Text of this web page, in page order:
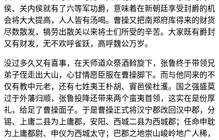
侯、关内侯就有了六等军功爵，意味着在新朝廷享受封爵的机
会将大大提高，人人皆有汤喝。曹操又把南郑府库得来的财货
尽数散发，犒劳出散关以来将士们所受的辛苦。大家既有爵封
又有财发，无不欢呼雀跃，高呼魏公万岁。
没过多久又有喜事，在天师道众祭酒斡旋下，张鲁终于带领兄
弟子侄走出大山，心甘情愿臣服在曹操脚下。而与他同来的不
仅有教中元老，还有七姓夷王朴胡、賨邑侯杜濩。国之强盛莫
过于外藩归顺，张鲁投降还带来两个蛮夷首领，这实在是份厚
礼，给足了曹操面子。于是曹操正式将汉宁郡改回汉中郡，分
锡、上庸二县为上庸郡，安阳、西城二县为西城郡；任命申耽
为上庸都尉、申仪为西城太守；巴郡之地崇山峻岭地广人稀，